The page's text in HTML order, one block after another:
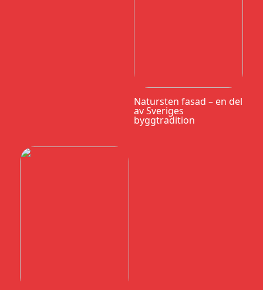
Natursten fasad – en del
av Sveriges
byggtradition